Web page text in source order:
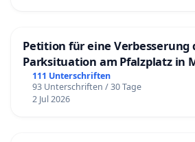
Petition für eine Verbesserung
Parksituation am Pfalzplatz in
111 Unterschriften
93 Unterschriften / 30 Tage
2 Jul 2026